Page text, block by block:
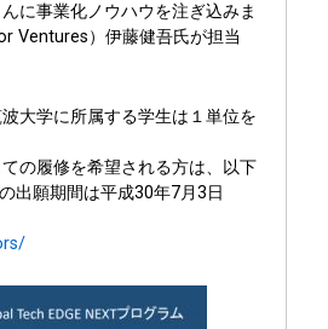
に事業化ノウハウを注ぎ込みま
Ventures）伊藤健吾氏が担当
大学に所属する学生は１単位を
の履修を希望される方は、以下
出願期間は平成30年7月3日